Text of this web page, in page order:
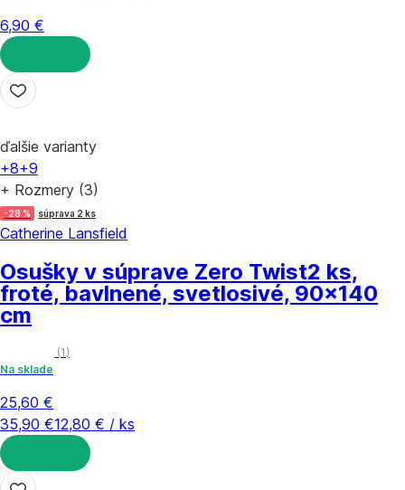
6,90 €
DO KOŠÍKA
ďalšie varianty
+8+9
+ Rozmery (3)
-28 % súprava 2 ks
Catherine Lansfield
Osušky v súprave Zero Twist2 ks,
froté, bavlnené, svetlosivé, 90x140
cm
(1 )
Na sklade
25,60 €
35,90 €12,80 € / ks
DO KOŠÍKA